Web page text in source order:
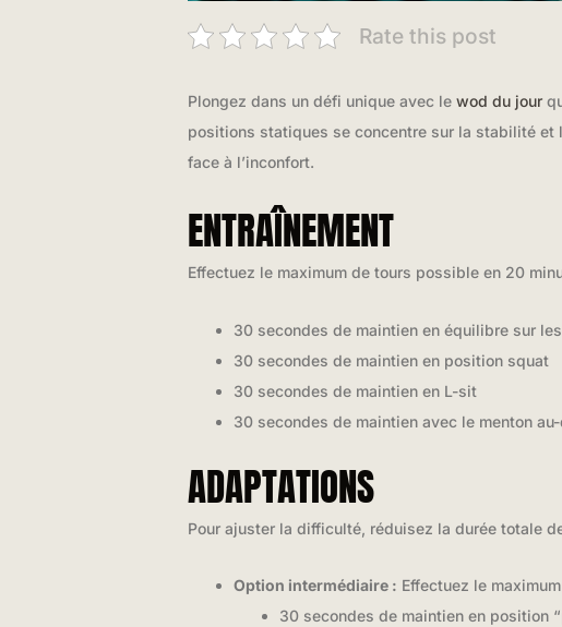
Rate this post
Plongez dans un défi unique avec le wod du jour
positions statiques se concentre sur la stabilité et
face à l’inconfort.
ENTRAÎNEMENT
Effectuez le maximum de tours possible en 20
30 secondes de maintien en équilibre sur
30 secondes de maintien en position squat
30 secondes de maintien en L-sit
30 secondes de maintien avec le menton
ADAPTATIONS
Pour ajuster la difficulté, réduisez la durée totale
Option intermédiaire : Effectuez le
30 secondes de maintien en position